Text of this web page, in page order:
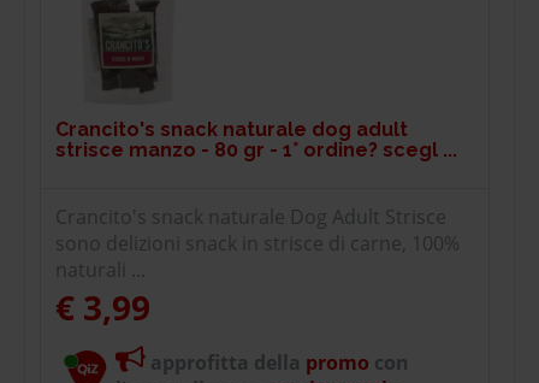
Crancito's snack naturale dog adult
strisce manzo - 80 gr - 1° ordine? scegl ...
Crancito's snack naturale Dog Adult Strisce
sono delizioni snack in strisce di carne, 100%
naturali ...
€ 3,99
approfitta della promo con